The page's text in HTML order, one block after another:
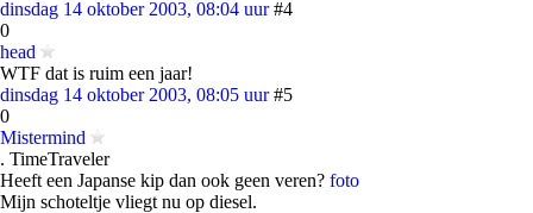
dinsdag 14 oktober 2003, 08:04 uur #4
0
head
WTF dat is ruim een jaar!
dinsdag 14 oktober 2003, 08:05 uur #5
0
Mistermind
. TimeTraveler
Heeft een Japanse kip dan ook geen veren? foto
Mijn schoteltje vliegt nu op diesel.